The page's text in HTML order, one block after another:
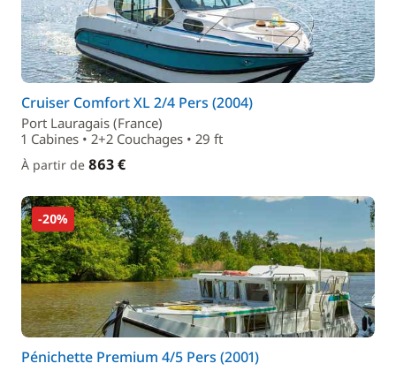
Cruiser Comfort XL 2/4 Pers (2004)
Port Lauragais (France)
1 Cabines • 2+2 Couchages • 29 ft
À partir de 863 €
-20%
Pénichette Premium 4/5 Pers (2001)